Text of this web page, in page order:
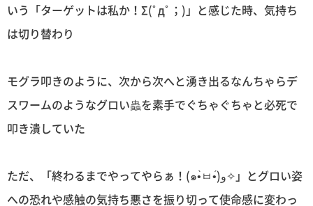
いう「ターゲットは私か！Σ(ﾟдﾟ；)」と感じた時、気持ち
は切り替わり
モグラ叩きのように、次から次へと湧き出るなんちゃらデ
スワームのようなグロい蟲を素手でぐちゃぐちゃと必死で
叩き潰していた
ただ、「終わるまでやってやらぁ！(๑•̀ㅂ•́)و✧」とグロい姿
への恐れや感触の気持ち悪さを振り切って使命感に変わっ